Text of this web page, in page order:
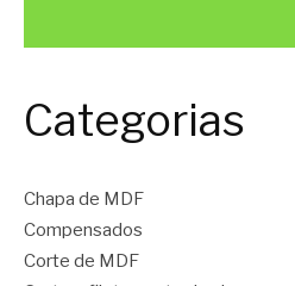
Categorias
Chapa de MDF
Compensados
Corte de MDF